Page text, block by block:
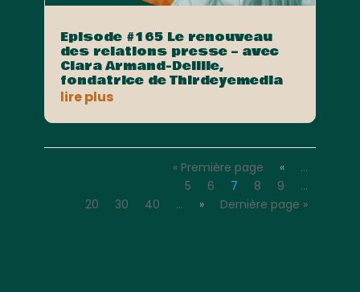
Episode #165 Le renouveau
des relations presse – avec
Clara Armand-Delille,
fondatrice de Thirdeyemedia
lire plus
« Première page «
…
5
6 7 8 9
…
20
30 40 … » Dernière page »